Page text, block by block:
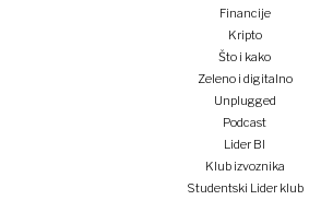
Financije
Kripto
Što i kako
Zeleno i digitalno
Unplugged
Podcast
Lider BI
Klub izvoznika
Studentski Lider klub